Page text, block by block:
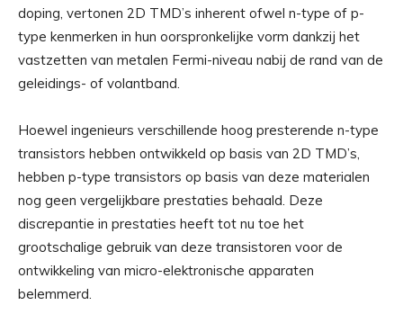
doping, vertonen 2D TMD’s inherent ofwel n-type of p-
type kenmerken in hun oorspronkelijke vorm dankzij het
vastzetten van metalen Fermi-niveau nabij de rand van de
geleidings- of volantband.
Hoewel ingenieurs verschillende hoog presterende n-type
transistors hebben ontwikkeld op basis van 2D TMD’s,
hebben p-type transistors op basis van deze materialen
nog geen vergelijkbare prestaties behaald. Deze
discrepantie in prestaties heeft tot nu toe het
grootschalige gebruik van deze transistoren voor de
ontwikkeling van micro-elektronische apparaten
belemmerd.